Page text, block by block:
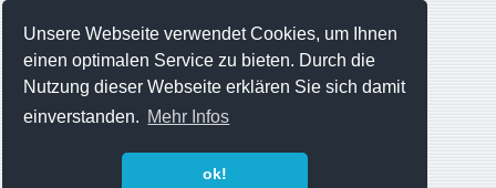
Unsere Webseite verwendet Cookies, um Ihnen
einen optimalen Service zu bieten. Durch die
Nutzung dieser Webseite erklären Sie sich damit
einverstanden. Mehr Infos
ok!